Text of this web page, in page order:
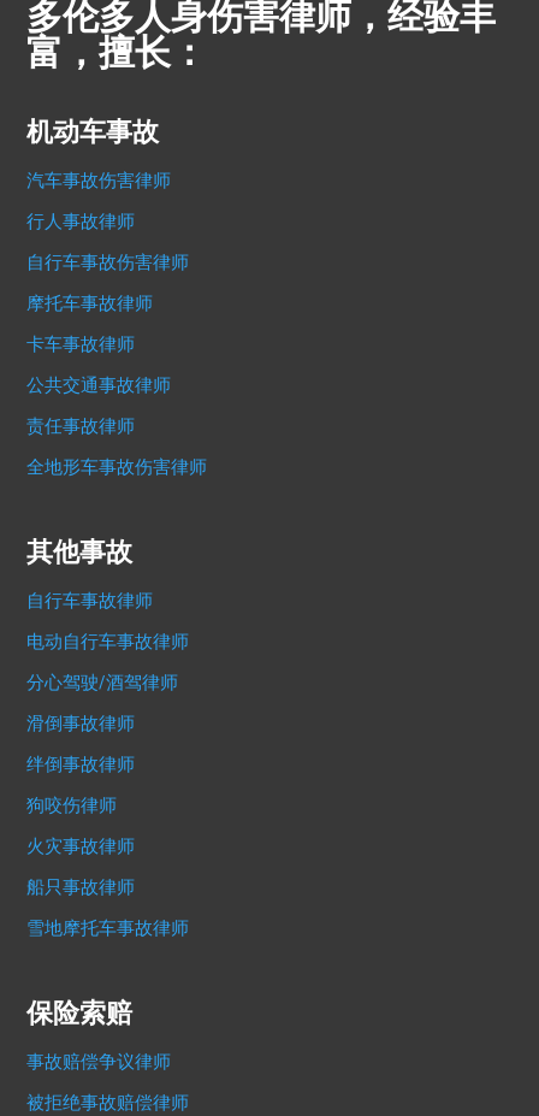
多伦多人身伤害律师，经验丰
富，擅长：
机动车事故
汽车事故伤害律师
行人事故律师
自行车事故伤害律师
摩托车事故律师
卡车事故律师
公共交通事故律师
责任事故律师
全地形车事故伤害律师
其他事故
自行车事故律师
电动自行车事故律师
分心驾驶/酒驾律师
滑倒事故律师
绊倒事故律师
狗咬伤律师
火灾事故律师
船只事故律师
雪地摩托车事故律师
保险索赔
事故赔偿争议律师
被拒绝事故赔偿律师